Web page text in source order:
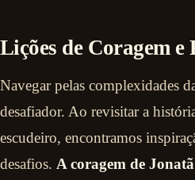
Lições de Coragem e
Navegar pelas complexidades
desafiador. Ao revisitar a
escudeiro, encontramos
desafios. A coragem de Jonatã